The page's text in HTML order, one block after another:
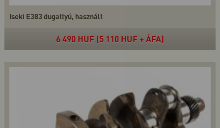
Iseki E383 dugattyú, használt
6 490 HUF (5 110 HUF + ÁFA)